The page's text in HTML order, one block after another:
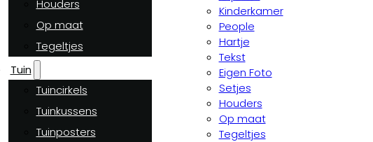
Houders
Op maat
Tegeltjes
Tuin
Tuincirkels
Tuinkussens
Tuinposters
Kinderkamer
People
Hartje
Tekst
Eigen Foto
Setjes
Houders
Op maat
Tegeltjes